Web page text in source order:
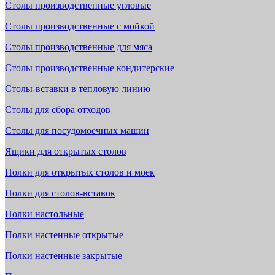
Столы производственные угловые
Столы производственные с мойкой
Столы производственные для мяса
Столы производственные кондитерские
Столы-вставки в тепловую линию
Столы для сбора отходов
Столы для посудомоечных машин
Ящики для открытых столов
Полки для открытых столов и моек
Полки для столов-вставок
Полки настольные
Полки настенные открытые
Полки настенные закрытые